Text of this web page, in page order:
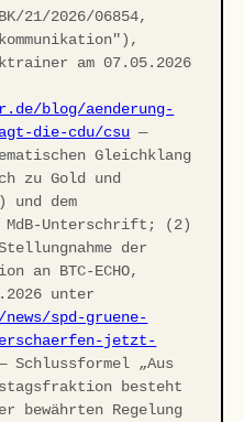
21/2026/06854,
am 07.05.2026
blog/aenderung-
die-cdu/csu —
Gleichklang
zu Gold und
und dem
Unterschrift; (2)
der
an BTC-ECHO,
unter
spd-gruene-
jetzt-
Schlussformel „Aus
besteht
bewährten Regelung